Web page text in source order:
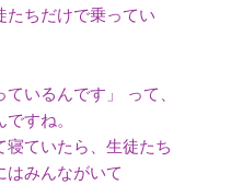
たちだけで乗ってい
いるんです」 って、
すね。
寝ていたら、生徒たち
はみんながいて